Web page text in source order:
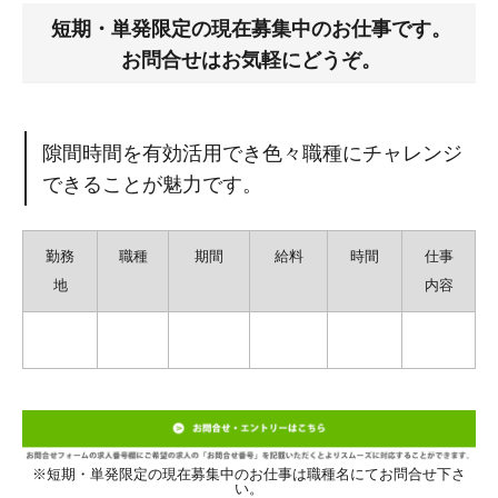
短期・単発限定の現在募集中のお仕事です。
お問合せはお気軽にどうぞ。
隙間時間を有効活用でき色々職種にチャレンジ
できることが魅力です。
勤務
地
職種 期間 給料 時間
仕事
内容
※短期・単発限定の現在募集中のお仕事は職種名にてお問合せ下さ
い。